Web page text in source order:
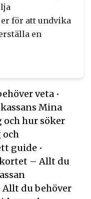
för att undvika
en
veta •
Mina
och hur söker
guide •
– Allt du
Allt du behöver